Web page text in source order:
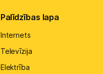
Palīdzības lapa
Internets
Televīzija
Elektrība